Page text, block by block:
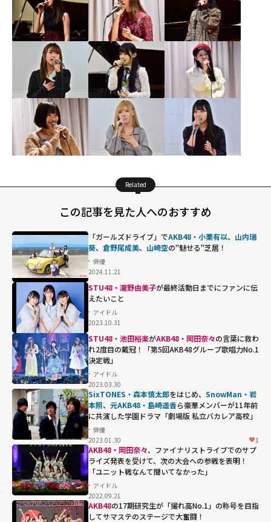
Related
この記事を見た人へのおすすめ
「ガールズドライブ」でAKB48・小栗有以、 山内瑞
葵、 倉野尾成美、 山崎空の"魅せる"芝居！
俳優
2024.11.21
STU48・瀧野由美子が最終活動日までにファンに伝
えたいこと
アイドル
2023.10.31
STU48・池田裕楽がAKB48・岡田奈々の言葉に救わ
れ2度目の戴冠！「第5回AKB48グループ歌唱力No.1
決定戦」
アイドル
2023.03.30
SixTONES・森本慎太郎をはじめ、 SnowMan・岩
本照、 元AKB48・島崎遥香ら豪華メンバーが11年前
に共演した学園ドラマ「劇場版 私立バカレア高校」
俳優
2023.01.30
1
AKB48・岡田奈々、ファイナリストライブでのサプ
ライズ発表を受けて、次の大会への参戦を表明！
「ユニット戦なんて聞いてなかった」
アイドル
2022.09.21
AKB48の17期研究生が「撮れ高No.1」の称号を目指
してサマステのステージで大奮闘！